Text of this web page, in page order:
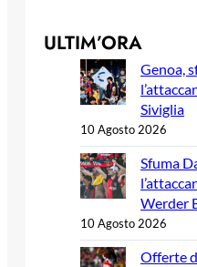
ULTIM’ORA
Genoa,
Siviglia
10 Agosto 2026
Sfuma
Werder
10 Agosto 2026
Offerte